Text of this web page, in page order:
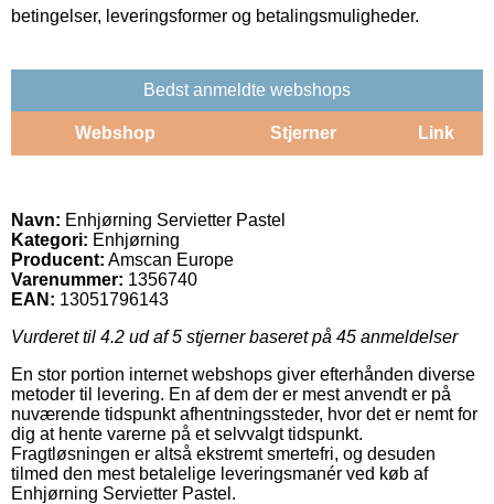
betingelser, leveringsformer og betalingsmuligheder.
Bedst anmeldte webshops
Webshop Stjerner Link
Navn: Enhjørning Servietter Pastel
Kategori: Enhjørning
Producent: Amscan Europe
Varenummer: 1356740
EAN: 13051796143
Vurderet til 4.2 ud af 5 stjerner baseret på 45 anmeldelser
En stor portion internet webshops giver efterhånden diverse
metoder til levering. En af dem der er mest anvendt er på
nuværende tidspunkt afhentningssteder, hvor det er nemt for
dig at hente varerne på et selvvalgt tidspunkt.
Fragtløsningen er altså ekstremt smertefri, og desuden
tilmed den mest betalelige leveringsmanér ved køb af
Enhjørning Servietter Pastel.